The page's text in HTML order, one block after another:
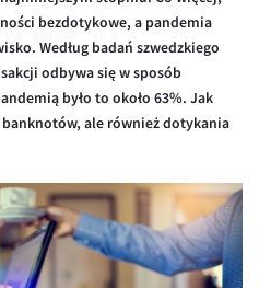
bezdotykowe, a pandemia
Według badań szwedzkiego
odbywa się w sposób
było to około 63%. Jak
ale również dotykania